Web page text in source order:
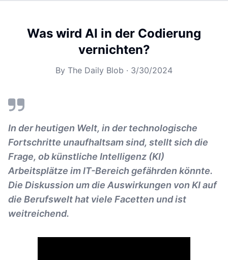
Was wird AI in der Codierung
vernichten?
By The Daily Blob · 3/30/2024
In der heutigen Welt, in der technologische
Fortschritte unaufhaltsam sind, stellt sich die
Frage, ob künstliche Intelligenz (KI)
Arbeitsplätze im IT-Bereich gefährden könnte.
Die Diskussion um die Auswirkungen von KI auf
die Berufswelt hat viele Facetten und ist
weitreichend.